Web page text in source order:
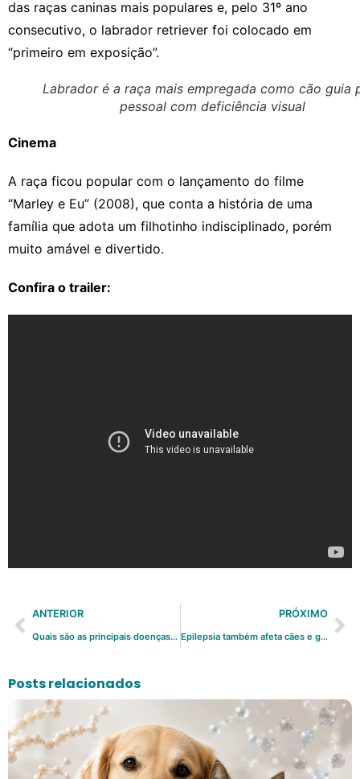
das raças caninas mais populares e, pelo 31º ano
consecutivo, o labrador retriever foi colocado em
“primeiro em exposição”.
Labrador é a raça mais empregada como cão guia
pessoal com deficiência visual
Cinema
A raça ficou popular com o lançamento do filme
“Marley e Eu” (2008), que conta a história de uma
família que adota um filhotinho indisciplinado, porém
muito amável e divertido.
Confira o trailer:
ANTERIOR
Quais são as principais doenças urinárias em gatos?
PRÓXIMO
Epilepsia também afeta cães e gatos
Posts relacionados